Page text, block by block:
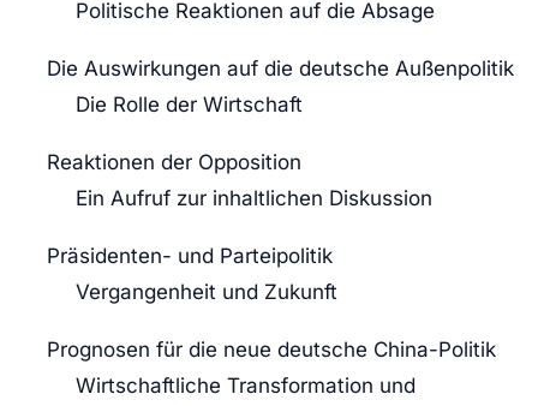
Politische Reaktionen auf die Absage
Die Auswirkungen auf die deutsche Außenpolitik
Die Rolle der Wirtschaft
Reaktionen der Opposition
Ein Aufruf zur inhaltlichen Diskussion
Präsidenten- und Parteipolitik
Vergangenheit und Zukunft
Prognosen für die neue deutsche China-Politik
Wirtschaftliche Transformation und